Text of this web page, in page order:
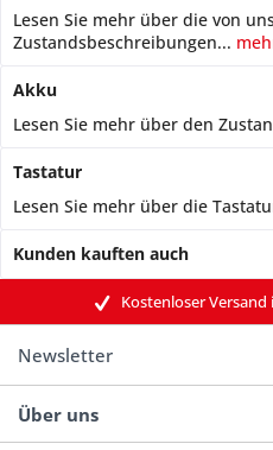
Lesen Sie mehr über die von
Zustandsbeschreibungen...
Akku
Lesen Sie mehr über den
Tastatur
Lesen Sie mehr über die
Kunden kauften auch
Kostenloser
Newsletter
Über uns